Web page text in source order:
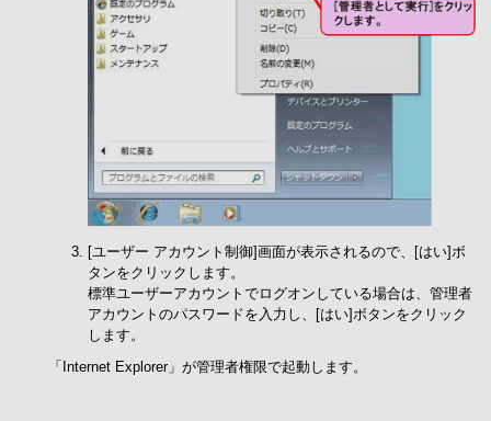
[ユーザー アカウント制御]画面が表示されるので、[はい]ボ
タンをクリックします。
標準ユーザーアカウントでログオンしている場合は、管理者
アカウントのパスワードを入力し、[はい]ボタンをクリック
します。
「Internet Explorer」が管理者権限で起動します。